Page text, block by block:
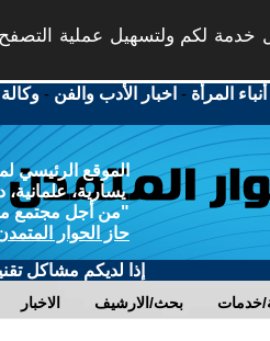
خدمة لكم ولتسهيل عملية
المرأة - اخبار الأدب والفن -وكالة
الموقع الرئيسي
يسارية،
"من أجل مجتمع
حاز الحوار
إذا لديكم مشاكل
الاخبار بحث/الارشيف خدمات